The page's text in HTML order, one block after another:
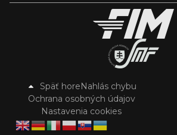
Späť horeNahlás chybu
Ochrana osobných údajov
Nastavenia cookies